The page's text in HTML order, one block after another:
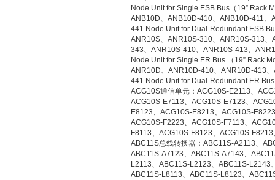
Node Unit for Single ESB Bus（19” Rack
ANB10D、ANB10D-410、ANB10D-411
441 Node Unit for Dual-Redundant ESB
ANR10S、ANR10S-310、ANR10S-313
343、ANR10S-410、ANR10S-413、
Node Unit for Single ER Bus （19” Rack
ANR10D、ANR10D-410、ANR10D-413
441 Node Unit for Dual-Redundant ER
ACG10S通信单元：ACG10S-E2113、
ACG10S-E7113、ACG10S-E7123、
E8123、ACG10S-E8213、ACG10S-
ACG10S-F2223、ACG10S-F7113、
F8113、ACG10S-F8123、ACG10S-
ABC11S总线转换器：ABC11S-A2113、
ABC11S-A7123、ABC11S-A7143、
L2113、ABC11S-L2123、ABC11S-
ABC11S-L8113、ABC11S-L8123、